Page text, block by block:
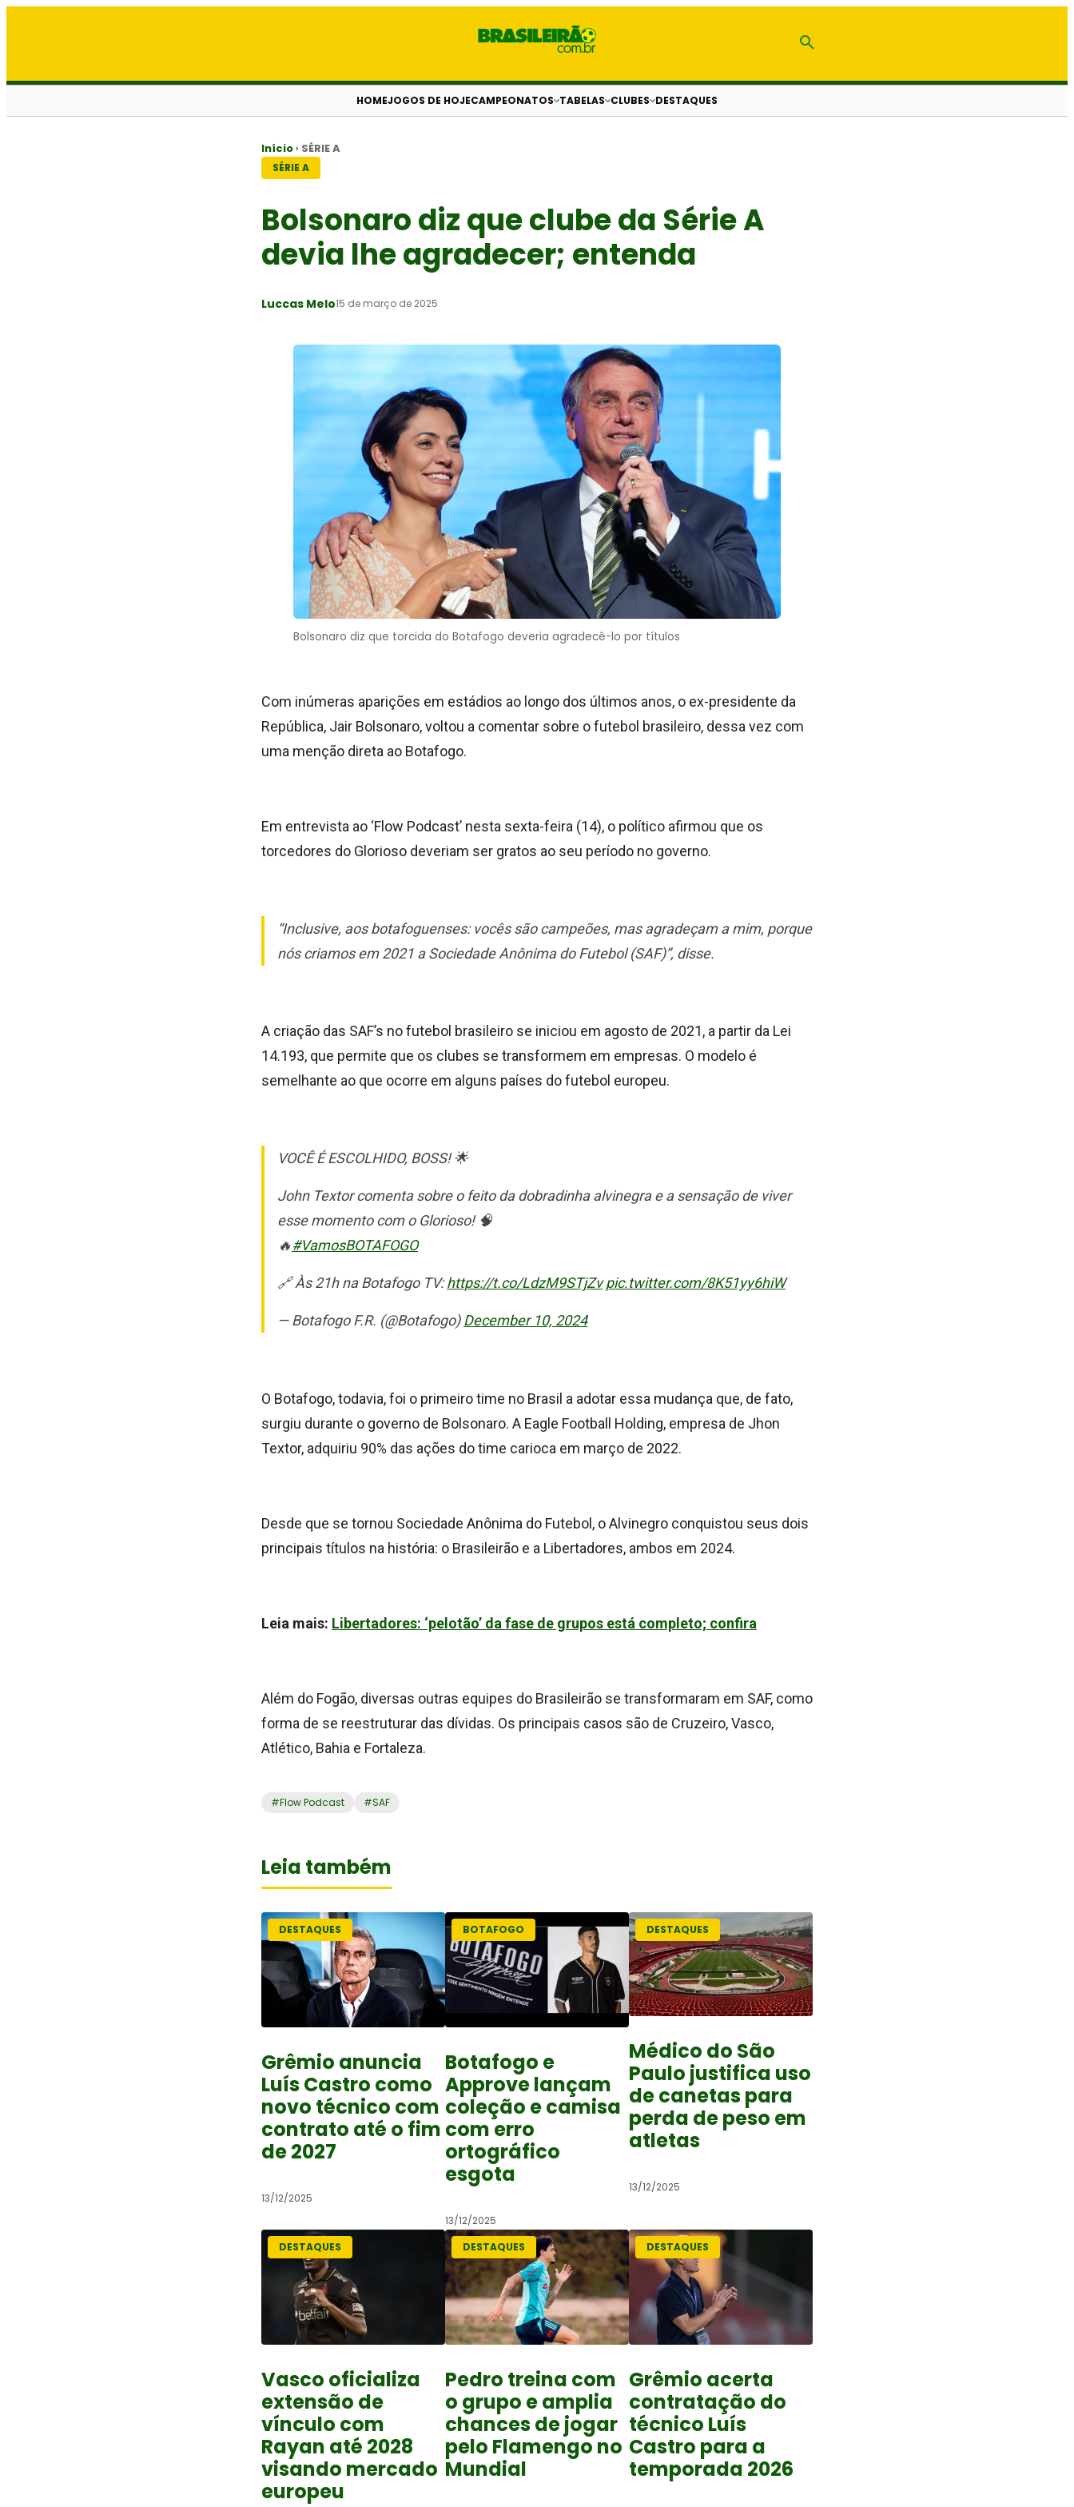
HOMEJOGOS DE HOJECAMPEONATOS TABELAS CLUBES DESTAQUES
Início › SÉRIE A
SÉRIE A
Bolsonaro diz que clube da Série A
devia lhe agradecer; entenda
Luccas Melo15 de março de 2025
Bolsonaro diz que torcida do Botafogo deveria agradecê-lo por títulos
Com inúmeras aparições em estádios ao longo dos últimos anos, o ex-presidente da
República, Jair Bolsonaro, voltou a comentar sobre o futebol brasileiro, dessa vez com
uma menção direta ao Botafogo.
Em entrevista ao ‘Flow Podcast’ nesta sexta-feira (14), o político afirmou que os
torcedores do Glorioso deveriam ser gratos ao seu período no governo.
“Inclusive, aos botafoguenses: vocês são campeões, mas agradeçam a mim, porque
nós criamos em 2021 a Sociedade Anônima do Futebol (SAF)”, disse.
A criação das SAF’s no futebol brasileiro se iniciou em agosto de 2021, a partir da Lei
14.193, que permite que os clubes se transformem em empresas. O modelo é
semelhante ao que ocorre em alguns países do futebol europeu.
VOCÊ É ESCOLHIDO, BOSS! 🌟
John Textor comenta sobre o feito da dobradinha alvinegra e a sensação de viver
esse momento com o Glorioso! 🧠
🔥#VamosBOTAFOGO
🔗 Às 21h na Botafogo TV:https://t.co/LdzM9STjZv pic.twitter.com/8K51yy6hiW
— Botafogo F.R. (@Botafogo)December 10, 2024
O Botafogo, todavia, foi o primeiro time no Brasil a adotar essa mudança que, de fato,
surgiu durante o governo de Bolsonaro. A Eagle Football Holding, empresa de Jhon
Textor, adquiriu 90% das ações do time carioca em março de 2022.
Desde que se tornou Sociedade Anônima do Futebol, o Alvinegro conquistou seus dois
principais títulos na história: o Brasileirão e a Libertadores, ambos em 2024.
Leia mais: Libertadores: ‘pelotão’ da fase de grupos está completo; confira
Além do Fogão, diversas outras equipes do Brasileirão se transformaram em SAF, como
forma de se reestruturar das dívidas. Os principais casos são de Cruzeiro, Vasco,
Atlético, Bahia e Fortaleza.
#Flow Podcast #SAF
Leia também
DESTAQUES
Grêmio anuncia
Luís Castro como
novo técnico com
contrato até o fim
de 2027
13/12/2025
BOTAFOGO
Botafogo e
Approve lançam
coleção e camisa
com erro
ortográfico
esgota
13/12/2025
DESTAQUES
Médico do São
Paulo justifica uso
de canetas para
perda de peso em
atletas
13/12/2025
DESTAQUES
Vasco oficializa
extensão de
vínculo com
Rayan até 2028
visando mercado
europeu
DESTAQUES
Pedro treina com
o grupo e amplia
chances de jogar
pelo Flamengo no
Mundial
DESTAQUES
Grêmio acerta
contratação do
técnico Luís
Castro para a
temporada 2026